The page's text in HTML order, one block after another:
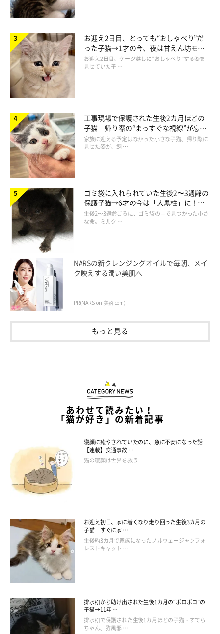
お迎え2日目、とっても“おしゃべり”だ
った子猫→1才の今、夜は甘えん坊モー
ドになるコに成長！
お迎え2日目、ケージ越しに“おしゃべり”する姿を
見せていた子 …
工事現場で保護された生後2カ月ほどの
子猫 帰り際の“まっすぐな視線”が忘れ
られず、家族の一員に
家族に迎える予定はなかった小さな子猫。帰り際に
見せた姿が、飼 …
ゴミ袋に入れられていた生後2〜3週齢の
保護子猫→6才の今は「大黒柱」に！
美しい黒猫に成長した姿にグッとくる
生後2〜3週齢ごろに、ゴミ袋の中で見つかった小さ
な命。ミルク …
NARSの新クレンジングオイルで毎朝、メイ
ク映えする潤い美肌へ
PR(NARS on 美的.com)
もっと見る
あわせて読みたい！
「猫が好き」の新着記事
寝顔に癒やされていたのに、急に不安になった話
【連載】交通事故 …
猫の寝顔は世界を救う
お迎え初日、家に着くなり走り回った生後3カ月の
子猫 すぐに家 …
生後約3カ月で家族になったノルウェージャンフォ
レストキャット …
排水枡から助け出された生後1カ月の“ボロボロ”の
子猫→11年 …
排水枡で保護された生後1カ月ほどの子猫・すてら
ちゃん。猫風邪 …